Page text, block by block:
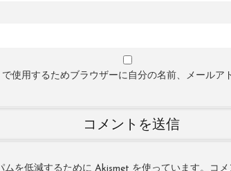
使用するためブラウザーに自分の名前、メールア
ムを低減するために Akismet を使っています。
コ